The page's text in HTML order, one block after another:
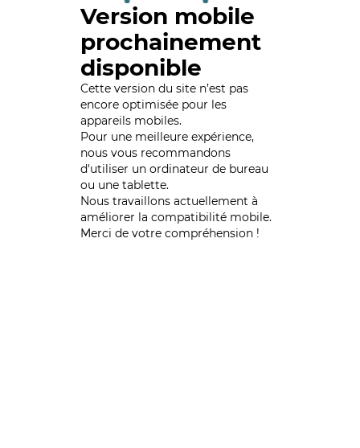
Version mobile
prochainement
disponible
Cette version du site n’est pas
encore optimisée pour les
appareils mobiles.
Pour une meilleure expérience,
nous vous recommandons
d'utiliser un ordinateur de bureau
ou une tablette.
Nous travaillons actuellement à
améliorer la compatibilité mobile.
Merci de votre compréhension !